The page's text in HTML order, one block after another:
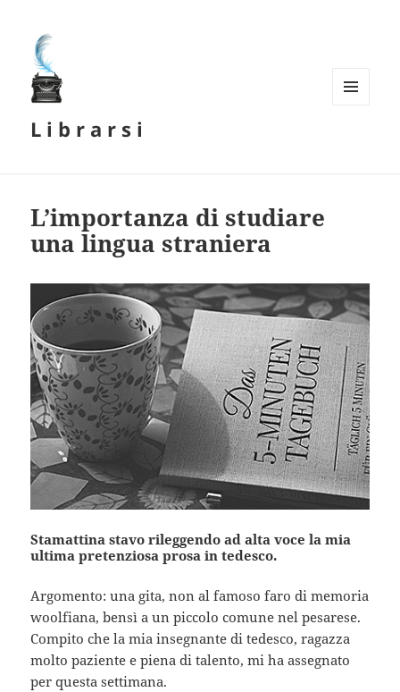
L i b r a r s i
L’importanza di studiare
una lingua straniera
Stamattina stavo rileggendo ad alta voce la mia
ultima pretenziosa prosa in tedesco.
Argomento: una gita, non al famoso faro di memoria
woolfiana, bensì a un piccolo comune nel pesarese.
Compito che la mia insegnante di tedesco, ragazza
molto paziente e piena di talento, mi ha assegnato
per questa settimana.